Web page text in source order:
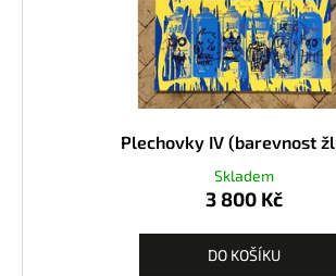
Plechovky IV (barevnost
Skladem
3 800 Kč
DO KOŠÍKU